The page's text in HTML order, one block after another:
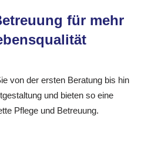
für mehr
von der ersten Beratung bis hin
und bieten so eine
Pflege und Betreuung.